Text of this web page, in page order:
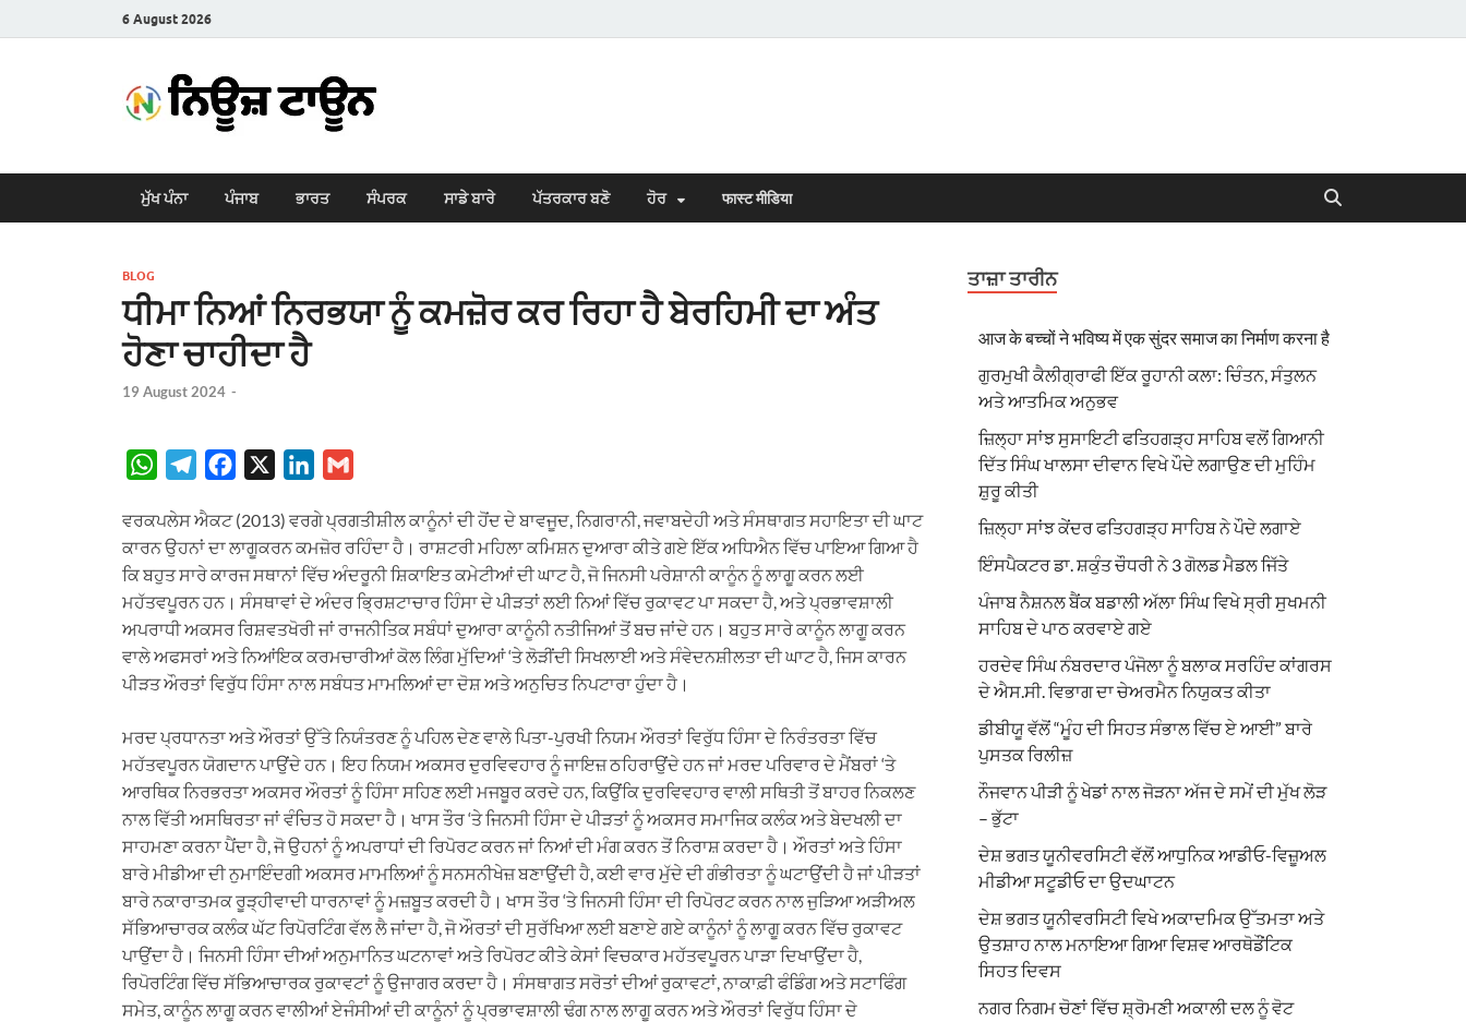
6 August 2026
ਮੁੱਖ ਪੰਨਾ ਪੰਜਾਬ ਭਾਰਤ ਸੰਪਰਕ ਸਾਡੇ ਬਾਰੇ ਪੱਤਰਕਾਰ ਬਣੋ ਹੋਰ फास्ट मीडिया
BLOG
ਧੀਮਾ ਨਿਆਂ ਨਿਰਭਯਾ ਨੂੰ ਕਮਜ਼ੋਰ ਕਰ ਰਿਹਾ ਹੈ ਬੇਰਹਿਮੀ ਦਾ ਅੰਤ
ਹੋਣਾ ਚਾਹੀਦਾ ਹੈ
19 August 2024 -
W
a
t
s
A
p
p
l
e
g
a
m
c
e
b
o
o
k
n
k
e
I
n
a
l
ਵਰਕਪਲੇਸ ਐਕਟ (2013) ਵਰਗੇ ਪ੍ਰਗਤੀਸ਼ੀਲ ਕਾਨੂੰਨਾਂ ਦੀ ਹੋਂਦ ਦੇ ਬਾਵਜੂਦ, ਨਿਗਰਾਨੀ, ਜਵਾਬਦੇਹੀ ਅਤੇ ਸੰਸਥਾਗਤ ਸਹਾਇਤਾ ਦੀ ਘਾਟ
ਕਾਰਨ ਉਹਨਾਂ ਦਾ ਲਾਗੂਕਰਨ ਕਮਜ਼ੋਰ ਰਹਿੰਦਾ ਹੈ। ਰਾਸ਼ਟਰੀ ਮਹਿਲਾ ਕਮਿਸ਼ਨ ਦੁਆਰਾ ਕੀਤੇ ਗਏ ਇੱਕ ਅਧਿਐਨ ਵਿੱਚ ਪਾਇਆ ਗਿਆ ਹੈ
ਕਿ ਬਹੁਤ ਸਾਰੇ ਕਾਰਜ ਸਥਾਨਾਂ ਵਿੱਚ ਅੰਦਰੂਨੀ ਸ਼ਿਕਾਇਤ ਕਮੇਟੀਆਂ ਦੀ ਘਾਟ ਹੈ, ਜੋ ਜਿਨਸੀ ਪਰੇਸ਼ਾਨੀ ਕਾਨੂੰਨ ਨੂੰ ਲਾਗੂ ਕਰਨ ਲਈ
ਮਹੱਤਵਪੂਰਨ ਹਨ। ਸੰਸਥਾਵਾਂ ਦੇ ਅੰਦਰ ਭ੍ਰਿਸ਼ਟਾਚਾਰ ਹਿੰਸਾ ਦੇ ਪੀੜਤਾਂ ਲਈ ਨਿਆਂ ਵਿੱਚ ਰੁਕਾਵਟ ਪਾ ਸਕਦਾ ਹੈ, ਅਤੇ ਪ੍ਰਭਾਵਸ਼ਾਲੀ
ਅਪਰਾਧੀ ਅਕਸਰ ਰਿਸ਼ਵਤਖੋਰੀ ਜਾਂ ਰਾਜਨੀਤਿਕ ਸਬੰਧਾਂ ਦੁਆਰਾ ਕਾਨੂੰਨੀ ਨਤੀਜਿਆਂ ਤੋਂ ਬਚ ਜਾਂਦੇ ਹਨ। ਬਹੁਤ ਸਾਰੇ ਕਾਨੂੰਨ ਲਾਗੂ ਕਰਨ
ਵਾਲੇ ਅਫਸਰਾਂ ਅਤੇ ਨਿਆਂਇਕ ਕਰਮਚਾਰੀਆਂ ਕੋਲ ਲਿੰਗ ਮੁੱਦਿਆਂ ‘ਤੇ ਲੋੜੀਂਦੀ ਸਿਖਲਾਈ ਅਤੇ ਸੰਵੇਦਨਸ਼ੀਲਤਾ ਦੀ ਘਾਟ ਹੈ, ਜਿਸ ਕਾਰਨ
ਪੀੜਤ ਔਰਤਾਂ ਵਿਰੁੱਧ ਹਿੰਸਾ ਨਾਲ ਸਬੰਧਤ ਮਾਮਲਿਆਂ ਦਾ ਦੋਸ਼ ਅਤੇ ਅਨੁਚਿਤ ਨਿਪਟਾਰਾ ਹੁੰਦਾ ਹੈ।
ਮਰਦ ਪ੍ਰਧਾਨਤਾ ਅਤੇ ਔਰਤਾਂ ਉੱਤੇ ਨਿਯੰਤਰਣ ਨੂੰ ਪਹਿਲ ਦੇਣ ਵਾਲੇ ਪਿਤਾ-ਪੁਰਖੀ ਨਿਯਮ ਔਰਤਾਂ ਵਿਰੁੱਧ ਹਿੰਸਾ ਦੇ ਨਿਰੰਤਰਤਾ ਵਿੱਚ
ਮਹੱਤਵਪੂਰਨ ਯੋਗਦਾਨ ਪਾਉਂਦੇ ਹਨ। ਇਹ ਨਿਯਮ ਅਕਸਰ ਦੁਰਵਿਵਹਾਰ ਨੂੰ ਜਾਇਜ਼ ਠਹਿਰਾਉਂਦੇ ਹਨ ਜਾਂ ਮਰਦ ਪਰਿਵਾਰ ਦੇ ਮੈਂਬਰਾਂ ‘ਤੇ
ਆਰਥਿਕ ਨਿਰਭਰਤਾ ਅਕਸਰ ਔਰਤਾਂ ਨੂੰ ਹਿੰਸਾ ਸਹਿਣ ਲਈ ਮਜਬੂਰ ਕਰਦੇ ਹਨ, ਕਿਉਂਕਿ ਦੁਰਵਿਵਹਾਰ ਵਾਲੀ ਸਥਿਤੀ ਤੋਂ ਬਾਹਰ ਨਿਕਲਣ
ਨਾਲ ਵਿੱਤੀ ਅਸਥਿਰਤਾ ਜਾਂ ਵੰਚਿਤ ਹੋ ਸਕਦਾ ਹੈ। ਖਾਸ ਤੌਰ ‘ਤੇ ਜਿਨਸੀ ਹਿੰਸਾ ਦੇ ਪੀੜਤਾਂ ਨੂੰ ਅਕਸਰ ਸਮਾਜਿਕ ਕਲੰਕ ਅਤੇ ਬੇਦਖਲੀ ਦਾ
ਸਾਹਮਣਾ ਕਰਨਾ ਪੈਂਦਾ ਹੈ, ਜੋ ਉਹਨਾਂ ਨੂੰ ਅਪਰਾਧਾਂ ਦੀ ਰਿਪੋਰਟ ਕਰਨ ਜਾਂ ਨਿਆਂ ਦੀ ਮੰਗ ਕਰਨ ਤੋਂ ਨਿਰਾਸ਼ ਕਰਦਾ ਹੈ। ਔਰਤਾਂ ਅਤੇ ਹਿੰਸਾ
ਬਾਰੇ ਮੀਡੀਆ ਦੀ ਨੁਮਾਇੰਦਗੀ ਅਕਸਰ ਮਾਮਲਿਆਂ ਨੂੰ ਸਨਸਨੀਖੇਜ਼ ਬਣਾਉਂਦੀ ਹੈ, ਕਈ ਵਾਰ ਮੁੱਦੇ ਦੀ ਗੰਭੀਰਤਾ ਨੂੰ ਘਟਾਉਂਦੀ ਹੈ ਜਾਂ ਪੀੜਤਾਂ
ਬਾਰੇ ਨਕਾਰਾਤਮਕ ਰੂੜ੍ਹੀਵਾਦੀ ਧਾਰਨਾਵਾਂ ਨੂੰ ਮਜ਼ਬੂਤ ਕਰਦੀ ਹੈ। ਖਾਸ ਤੌਰ ‘ਤੇ ਜਿਨਸੀ ਹਿੰਸਾ ਦੀ ਰਿਪੋਰਟ ਕਰਨ ਨਾਲ ਜੁੜਿਆ ਅੜੀਅਲ
ਸੱਭਿਆਚਾਰਕ ਕਲੰਕ ਘੱਟ ਰਿਪੋਰਟਿੰਗ ਵੱਲ ਲੈ ਜਾਂਦਾ ਹੈ, ਜੋ ਔਰਤਾਂ ਦੀ ਸੁਰੱਖਿਆ ਲਈ ਬਣਾਏ ਗਏ ਕਾਨੂੰਨਾਂ ਨੂੰ ਲਾਗੂ ਕਰਨ ਵਿੱਚ ਰੁਕਾਵਟ
ਪਾਉਂਦਾ ਹੈ। ਜਿਨਸੀ ਹਿੰਸਾ ਦੀਆਂ ਅਨੁਮਾਨਿਤ ਘਟਨਾਵਾਂ ਅਤੇ ਰਿਪੋਰਟ ਕੀਤੇ ਕੇਸਾਂ ਵਿਚਕਾਰ ਮਹੱਤਵਪੂਰਨ ਪਾੜਾ ਦਿਖਾਉਂਦਾ ਹੈ,
ਰਿਪੋਰਟਿੰਗ ਵਿੱਚ ਸੱਭਿਆਚਾਰਕ ਰੁਕਾਵਟਾਂ ਨੂੰ ਉਜਾਗਰ ਕਰਦਾ ਹੈ। ਸੰਸਥਾਗਤ ਸਰੋਤਾਂ ਦੀਆਂ ਰੁਕਾਵਟਾਂ, ਨਾਕਾਫ਼ੀ ਫੰਡਿੰਗ ਅਤੇ ਸਟਾਫਿੰਗ
ਸਮੇਤ, ਕਾਨੂੰਨ ਲਾਗੂ ਕਰਨ ਵਾਲੀਆਂ ਏਜੰਸੀਆਂ ਦੀ ਕਾਨੂੰਨਾਂ ਨੂੰ ਪ੍ਰਭਾਵਸ਼ਾਲੀ ਢੰਗ ਨਾਲ ਲਾਗੂ ਕਰਨ ਅਤੇ ਔਰਤਾਂ ਵਿਰੁੱਧ ਹਿੰਸਾ ਦੇ
ਤਾਜ਼ਾ ਤਾਰੀਨ
आज के बच्चों ने भविष्य में एक सुंदर समाज का निर्माण करना है
ਗੁਰਮੁਖੀ ਕੈਲੀਗ੍ਰਾਫੀ ਇੱਕ ਰੂਹਾਨੀ ਕਲਾ: ਚਿੰਤਨ, ਸੰਤੁਲਨ
ਅਤੇ ਆਤਮਿਕ ਅਨੁਭਵ
ਜ਼ਿਲ੍ਹਾ ਸਾਂਝ ਸੁਸਾਇਟੀ ਫਤਿਹਗੜ੍ਹ ਸਾਹਿਬ ਵਲੋਂ ਗਿਆਨੀ
ਦਿੱਤ ਸਿੰਘ ਖਾਲਸਾ ਦੀਵਾਨ ਵਿਖੇ ਪੌਦੇ ਲਗਾਉਣ ਦੀ ਮੁਹਿੰਮ
ਸ਼ੁਰੂ ਕੀਤੀ
ਜ਼ਿਲ੍ਹਾ ਸਾਂਝ ਕੇਂਦਰ ਫਤਿਹਗੜ੍ਹ ਸਾਹਿਬ ਨੇ ਪੌਦੇ ਲਗਾਏ
ਇੰਸਪੈਕਟਰ ਡਾ. ਸ਼ਕੁੰਤ ਚੌਧਰੀ ਨੇ 3 ਗੋਲਡ ਮੈਡਲ ਜਿੱਤੇ
ਪੰਜਾਬ ਨੈਸ਼ਨਲ ਬੈਂਕ ਬਡਾਲੀ ਅੱਲਾ ਸਿੰਘ ਵਿਖੇ ਸ੍ਰੀ ਸੁਖਮਨੀ
ਸਾਹਿਬ ਦੇ ਪਾਠ ਕਰਵਾਏ ਗਏ
ਹਰਦੇਵ ਸਿੰਘ ਨੰਬਰਦਾਰ ਪੰਜੋਲਾ ਨੂੰ ਬਲਾਕ ਸਰਹਿੰਦ ਕਾਂਗਰਸ
ਦੇ ਐਸ.ਸੀ. ਵਿਭਾਗ ਦਾ ਚੇਅਰਮੈਨ ਨਿਯੁਕਤ ਕੀਤਾ
ਡੀਬੀਯੂ ਵੱਲੋਂ “ਮੂੰਹ ਦੀ ਸਿਹਤ ਸੰਭਾਲ ਵਿੱਚ ਏ ਆਈ” ਬਾਰੇ
ਪੁਸਤਕ ਰਿਲੀਜ਼
ਨੌਜਵਾਨ ਪੀੜੀ ਨੂੰ ਖੇਡਾਂ ਨਾਲ ਜੋੜਨਾ ਅੱਜ ਦੇ ਸਮੇਂ ਦੀ ਮੁੱਖ ਲੋੜ
– ਭੁੱਟਾ
ਦੇਸ਼ ਭਗਤ ਯੂਨੀਵਰਸਿਟੀ ਵੱਲੋਂ ਆਧੁਨਿਕ ਆਡੀਓ-ਵਿਜ਼ੂਅਲ
ਮੀਡੀਆ ਸਟੂਡੀਓ ਦਾ ਉਦਘਾਟਨ
ਦੇਸ਼ ਭਗਤ ਯੂਨੀਵਰਸਿਟੀ ਵਿਖੇ ਅਕਾਦਮਿਕ ਉੱਤਮਤਾ ਅਤੇ
ਉਤਸ਼ਾਹ ਨਾਲ ਮਨਾਇਆ ਗਿਆ ਵਿਸ਼ਵ ਆਰਥੋਡੌਂਟਿਕ
ਸਿਹਤ ਦਿਵਸ
ਨਗਰ ਨਿਗਮ ਚੋਣਾਂ ਵਿੱਚ ਸ਼੍ਰੋਮਣੀ ਅਕਾਲੀ ਦਲ ਨੂੰ ਵੋਟ